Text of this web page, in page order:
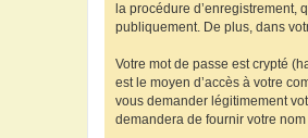
la procédure
publiquement. De plus, dans
Votre mot de passe est crypté
est le moyen d’accès à votre
vous demander légitimement
demandera de fournir votre